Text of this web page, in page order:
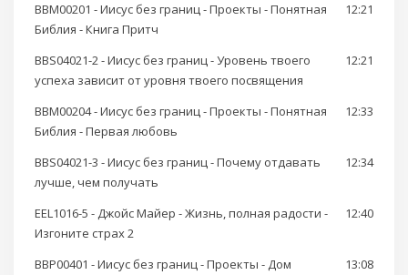
BBM00201 - Иисус без границ - Проекты - Понятная
Библия - Книга Притч
12:21
BBS04021-2 - Иисус без границ - Уровень твоего
успеха зависит от уровня твоего посвящения
12:21
BBM00204 - Иисус без границ - Проекты - Понятная
Библия - Первая любовь
12:33
BBS04021-3 - Иисус без границ - Почему отдавать
лучше, чем получать
12:34
EEL1016-5 - Джойс Майер - Жизнь, полная радости -
Изгоните страх 2
12:40
BBP00401 - Иисус без границ - Проекты - Дом
13:08